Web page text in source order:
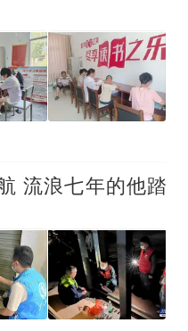
流浪七年的他踏